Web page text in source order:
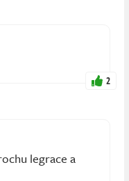
2
legrace a